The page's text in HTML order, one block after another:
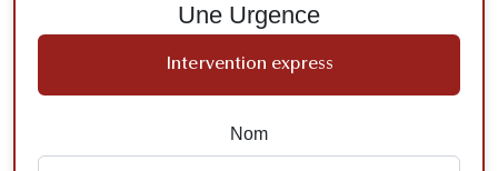
Une Urgence
Intervention express
Nom